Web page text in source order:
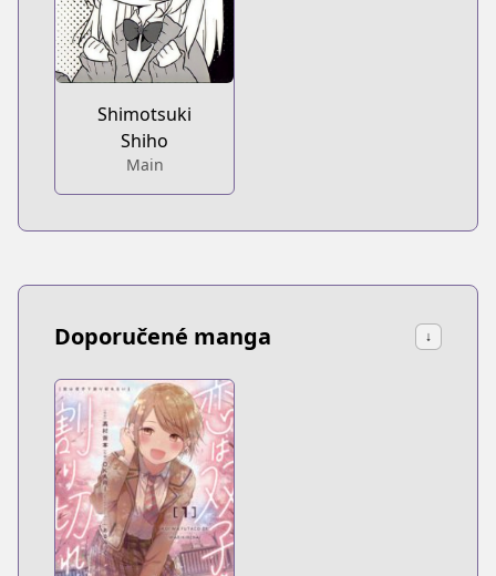
Shimotsuki
Shiho
Main
Doporučené manga ↓